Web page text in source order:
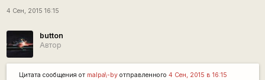
4 Сен, 2015 16:15
button
Автор
Цитата сообщения от malpa\-byотправленного 4 Сен, 2015 в 16:15